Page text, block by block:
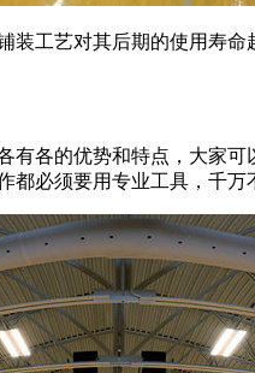
艺对其后期的使用寿命
的优势和特点，大家可
必须要用专业工具，千万